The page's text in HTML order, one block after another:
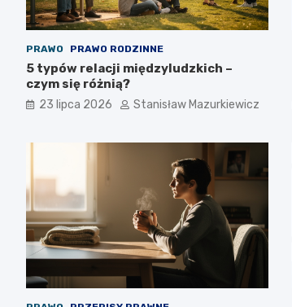
PRAWO PRAWO RODZINNE
5 typów relacji międzyludzkich –
czym się różnią?
23 lipca 2026 Stanisław Mazurkiewicz